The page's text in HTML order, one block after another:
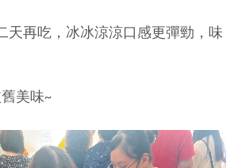
天再吃，冰冰涼涼口感更彈勁，味
美味~